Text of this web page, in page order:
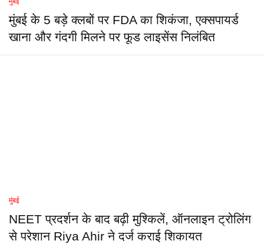
मुंबई के 5 बड़े क्लबों पर FDA का शिकंजा, एक्सपायर्ड
खाना और गंदगी मिलने पर फूड लाइसेंस निलंबित
मुंबई
NEET प्रदर्शन के बाद बढ़ी मुश्किलें, ऑनलाइन ट्रोलिंग
से परेशान Riya Ahir ने दर्ज कराई शिकायत